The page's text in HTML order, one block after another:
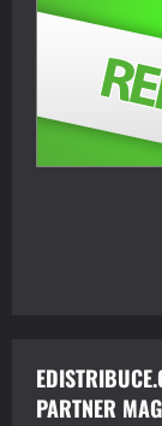
PARTNER